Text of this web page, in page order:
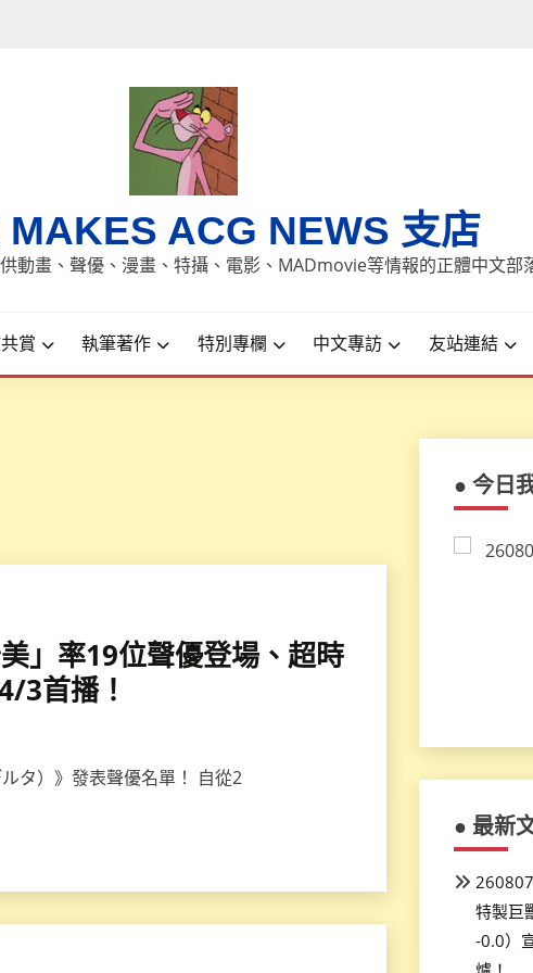
MAKES ACG NEWS 支店
動畫、聲優、漫畫、特攝、電影、MADmovie等情報的正體中文部
賞 執筆著作 特別專欄 中文專訪 友站連結
」率19位聲優登場、超時
3首播！
タ）》發表聲優名單！ 自從2
● 今日
● 最新
特製巨
-0.0）